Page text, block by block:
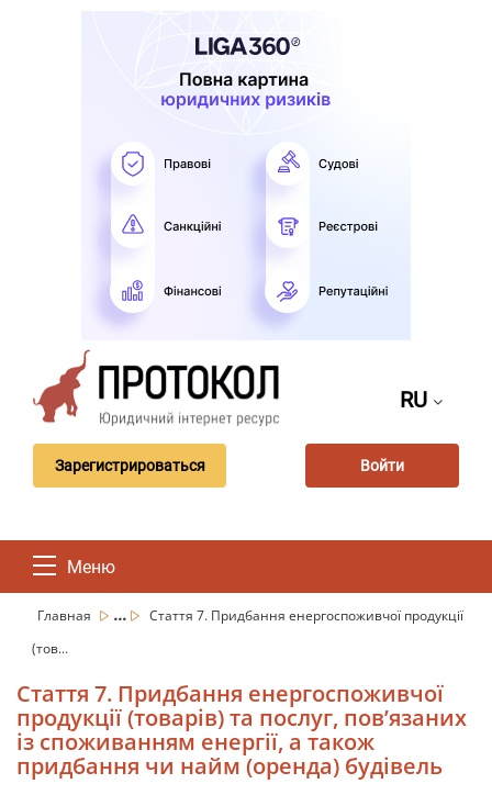
RU
Зарегистрироваться Войти
Меню
Главная ...
Стаття 7. Придбання енергоспоживчої продукції
(тов...
Стаття 7. Придбання енергоспоживчої
продукції (товарів) та послуг, пов’язаних
із споживанням енергії, а також
придбання чи найм (оренда) будівель